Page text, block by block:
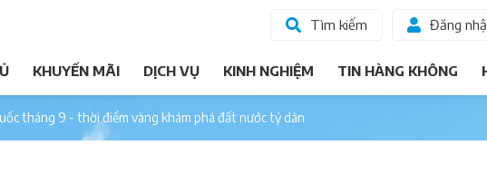
Tìm kiếm Đăng
KHUYẾN MÃI DỊCH VỤ KINH NGHIỆM TIN HÀNG KHÔNG
tháng 9 - thời điểm vàng khám phá đất nước tỷ dân